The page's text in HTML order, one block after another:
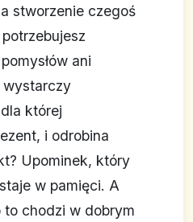
stworzenie czegoś
ani
wystarczy
której
i odrobina
Upominek, który
w pamięci. A
to chodzi w dobrym